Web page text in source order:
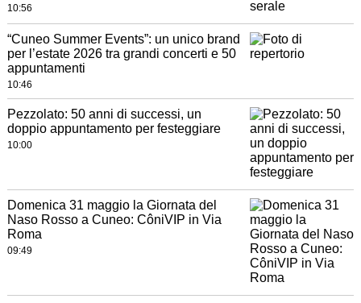
10:56
“Cuneo Summer Events”: un unico brand
per l’estate 2026 tra grandi concerti e 50
appuntamenti
10:46
Pezzolato: 50 anni di successi, un
doppio appuntamento per festeggiare
10:00
Domenica 31 maggio la Giornata del
Naso Rosso a Cuneo: CôniVIP in Via
Roma
09:49